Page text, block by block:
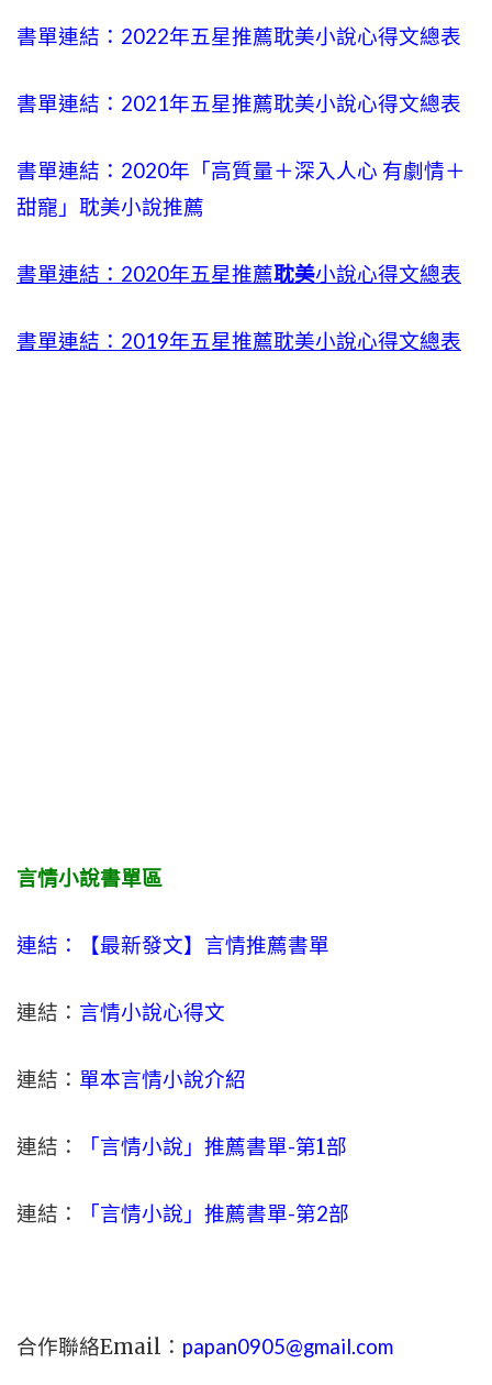
書單連結：2022年五星推薦耽美小說心得文總表
書單連結：2021年五星推薦耽美小說心得文總表
書單連結：2020年「高質量＋深入人心 有劇情＋
甜寵」耽美小說推薦
書單連結：2020年五星推薦耽美小說心得文總表
書單連結：2019年五星推薦耽美小說心得文總表
言情小說書單區
連結：【最新發文】 言情推薦書單
連結： 言情小說心得文
連結： 單本言情小說介紹
連結： 「言情小說」推薦書單-第1部
連結： 「言情小說」推薦書單-第2部
合作聯絡Email： papan0905@gmail.com